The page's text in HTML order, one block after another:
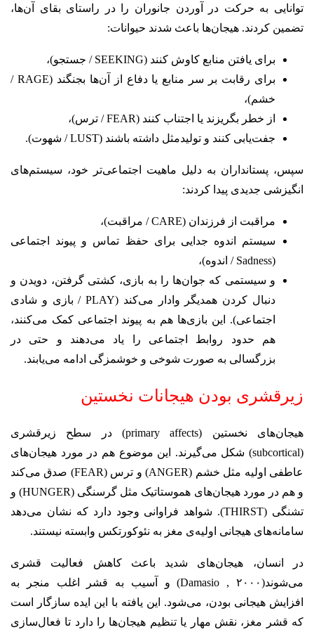
توانایی به حرکت در آوردن جانوران را در راستای بقای آن‌ها،
تضمین کردند. هیجان‌ها باعث شدند حیوانات:
برای یافتن منابع کاوش کنند (SEEKING / جستجو)،
برای رقابت بر سر منابع یا دفاع از آن‌ها بجنگند (RAGE /
خشم)،
از خطر بگریزند یا اجتناب کنند (FEAR / ترس)،
جفت‌یابی کنند و تولیدمثل داشته باشند (LUST / شهوت).
سپس، پستانداران به دلیل ماهیت اجتماعی‌تر خود، سیستم‌های
انگیزشی جدیدی پیدا کردند:
مراقبت از فرزندان (CARE / مراقبت)،
سیستم اندوه جدایی برای حفظ تماس و پیوند اجتماعی
(Sadness / اندوه)،
و سیستمی که جوان‌ها را به بازی، کشتی گرفتن، دویدن و
دنبال کردن همدیگر وادار می‌کند (PLAY / بازی و شادی
اجتماعی). این بازی‌ها هم به پیوند اجتماعی کمک می‌کنند،
هم حدود روابط اجتماعی را یاد می‌دهند و حتی در
بزرگسالی به صورت شوخی و خوشمزگی ادامه می‌یابند.
زیرقشری بودن هیجانات نخستین
هیجان‌های نخستین (primary affects) در سطح زیرقشری
(subcortical) شکل می‌گیرند. این موضوع هم در مورد هیجان‌های
عاطفی اولیه مثل خشم (ANGER) و ترس (FEAR) صدق می‌کند
و هم در مورد هیجان‌های هموستاتیک مثل گرسنگی (HUNGER) و
تشنگی (THIRST). شواهد فراوانی وجود دارد که نشان می‌دهد
سامانه‌های هیجانی اولیه‌ی مغز به نئوکورتکس وابسته نیستند.
در انسان، هیجان‌های شدید باعث کاهش فعالیت قشری
می‌شوند(Damasio , ۲۰۰۰) و آسیب به قشر اغلب منجر به
افزایش هیجانی بودن، می‌شود. این یافته با این ایده سازگار است
که قشر مغز، نقش مهار یا تنظیم هیجان‌ها را دارد تا فعال‌سازی